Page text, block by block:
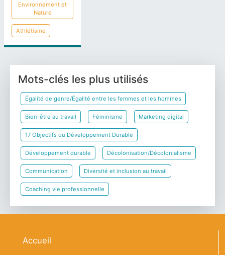
Environnement et
Nature
Athlétisme
Mots-clés les plus utilisés
Égalité de genre/Égalité entre les femmes et les hommes
Bien-être au travail Féminisme Marketing digital
17 Objectifs du Développement Durable
Développement durable Décolonisation/Décolonialisme
Communication Diversité et inclusion au travail
Coaching vie professionnelle
Navigation principale
Accueil